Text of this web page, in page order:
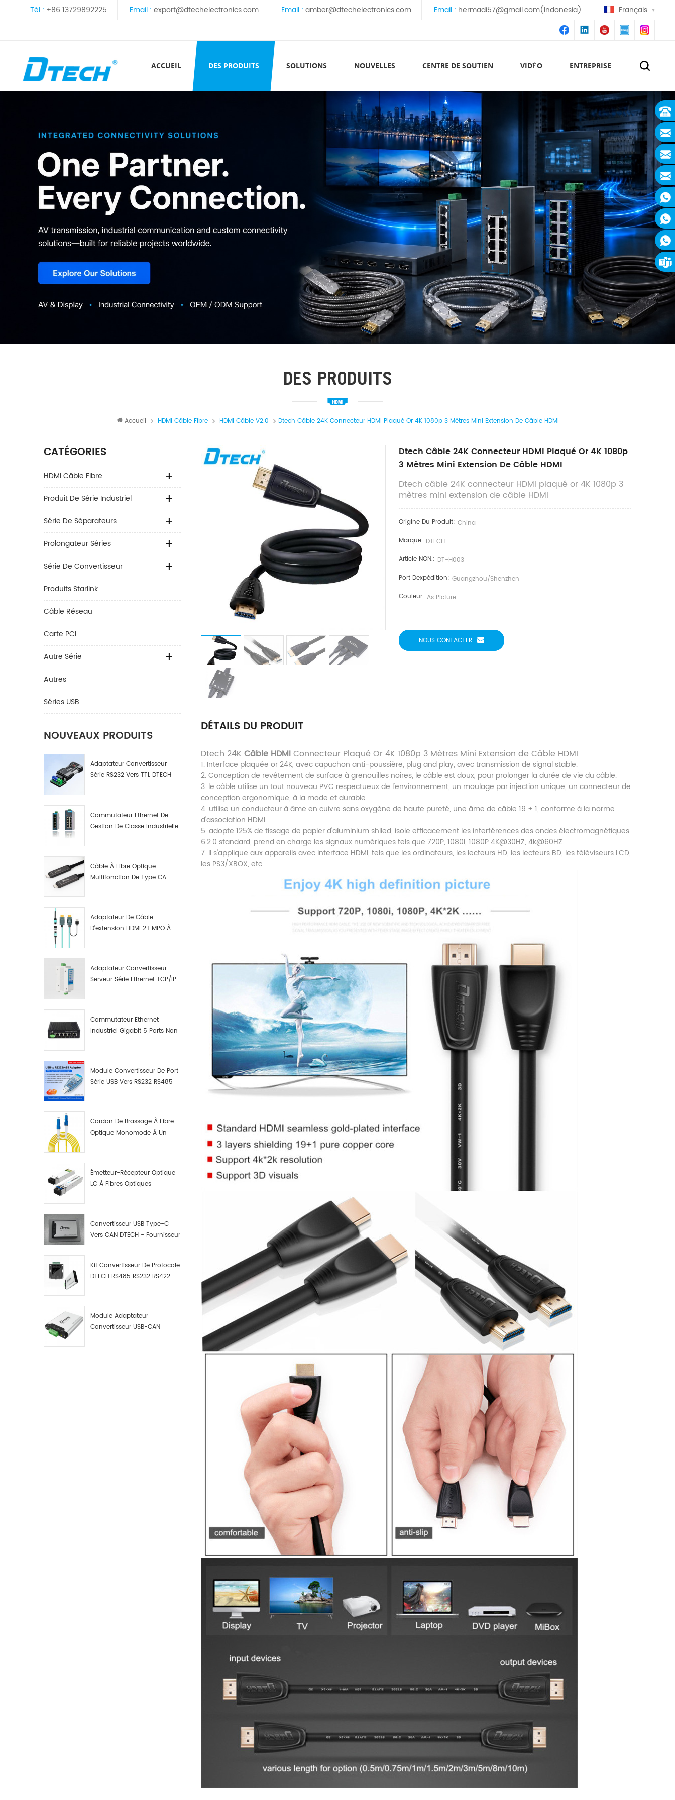
Tél : +86 13729892225 Email : export@dtechelectronics.com Email : amber@dtechelectronics.com Email : hermadi57@gmail.com(Indonesia) Français
ACCUEIL DES PRODUITS SOLUTIONS NOUVELLES CENTRE DE SOUTIEN VIDÉO ENTREPRISE
DES PRODUITS
Accueil HDMI Câble Fibre HDMI Câble V2.0 Dtech Câble 24K Connecteur HDMI Plaqué Or 4K 1080p 3 Mètres Mini Extension De Câble HDMI
CATÉGORIES
HDMI Câble Fibre
Produit De Série Industriel
Série De Séparateurs
Prolongateur Séries
Série De Convertisseur
Produits Starlink
Câble Réseau
Carte PCI
Autre Série
Autres
Séries USB
NOUVEAUX PRODUITS
Adaptateur Convertisseur
Série RS232 Vers TTL DTECH
Commutateur Ethernet De
Gestion De Classe Industrielle
Câble À Fibre Optique
Multifonction De Type CA
Adaptateur De Câble
D'extension HDMI 2.1 MPO À
Adaptateur Convertisseur
Serveur Série Ethernet TCP/IP
Commutateur Ethernet
Industriel Gigabit 5 Ports Non
Module Convertisseur De Port
Série USB Vers RS232 RS485
Cordon De Brassage À Fibre
Optique Monomode À Un
Émetteur-Récepteur Optique
LC À Fibres Optiques
Convertisseur USB Type-C
Vers CAN DTECH - Fournisseur
Kit Convertisseur De Protocole
DTECH RS485 RS232 RS422
Module Adaptateur
Convertisseur USB-CAN
Dtech Câble 24K Connecteur HDMI Plaqué Or 4K 1080p
3 Mètres Mini Extension De Câble HDMI
Dtech câble 24K connecteur HDMI plaqué or 4K 1080p 3
mètres mini extension de câble HDMI
Origine Du Produit: China
Marque: DTECH
Article NON.: DT-H003
Port Dexpédition: Guangzhou/shenzhen
Couleur: As Picture
NOUS CONTACTER
DÉTAILS DU PRODUIT
Dtech 24K Câble HDMIConnecteur Plaqué Or 4K 1080p 3 Mètres Mini Extension de Câble HDMI
1. Interface plaquée or 24K, avec capuchon anti-poussière, plug and play, avec transmission de signal stable.
2. Conception de revêtement de surface à grenouilles noires, le câble est doux, pour prolonger la durée de vie du câble.
3. le câble utilise un tout nouveau PVC respectueux de l'environnement, un moulage par injection unique, un connecteur de
conception ergonomique, à la mode etdurable.
4. utilise un conducteur à âme en cuivre sans oxygène de haute pureté, une âme de câble 19 + 1, conforme à la norme
d'association HDMI.
5. adopte 125% de tissage de papier d'aluminium shiled, isole efficacement les interférences des ondes électromagnétiques.
6.2.0 standard, prend en charge les signaux numériques tels que 720P, 1080I, 1080P 4K@30HZ, 4k@60HZ.
7. Il s'applique aux appareils avec interface HDMI, tels que les ordinateurs, les lecteurs HD, les lecteurs BD, les téléviseurs LCD,
les PS3/XBOX, etc.